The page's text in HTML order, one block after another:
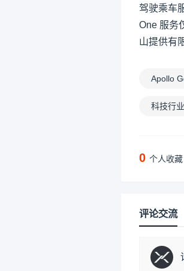
驾驶乘车
One 服务
山提供有
Apollo
科技行业
0 个人收藏
评论交流